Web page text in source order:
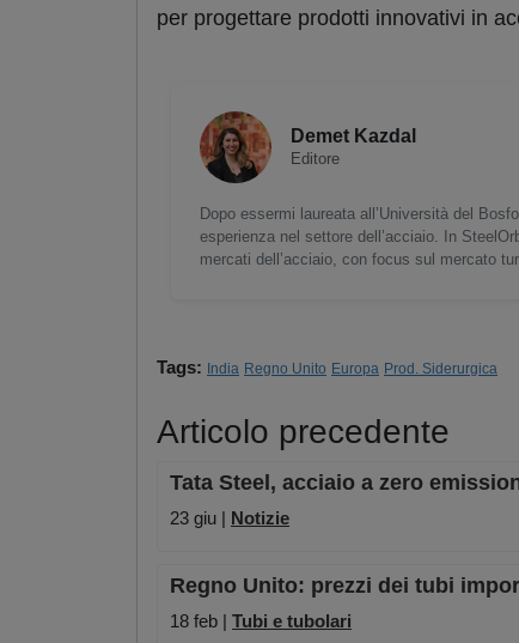
per progettare prodotti innovativi in
Demet Kazdal
Editore
Dopo essermi laureata all’Università del
esperienza nel settore dell’acciaio. In
mercati dell’acciaio, con focus sul mercato
Tags: India Regno Unito Europa Prod. Siderurgica
Articolo precedente
Tata Steel, acciaio a zero
23 giu | Notizie
Regno Unito: prezzi dei tubi
18 feb | Tubi e tubolari